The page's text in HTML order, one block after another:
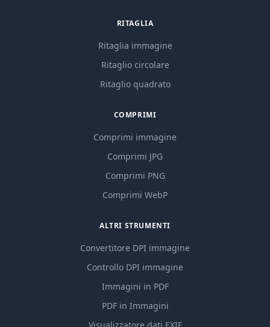
RITAGLIA
Ritaglia immagine
Ritaglio circolare
Ritaglio quadrato
COMPRIMI
Comprimi immagine
Comprimi JPG
Comprimi PNG
Comprimi WebP
ALTRI STRUMENTI
Convertitore DPI immagine
Controllo DPI immagine
Immagini in PDF
PDF in Immagini